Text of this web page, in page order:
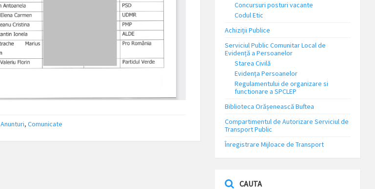
Anunturi, Comunicate
Concursuri posturi vacante
Codul Etic
Achiziții Publice
Serviciul Public Comunitar Local de
Evidență a Persoanelor
Starea Civilă
Evidența Persoanelor
Regulamentului de organizare si
functionare a SPCLEP
Biblioteca Orășenească Buftea
Compartimentul de Autorizare Serviciul de
Transport Public
Înregistrare Mijloace de Transport
CAUTA